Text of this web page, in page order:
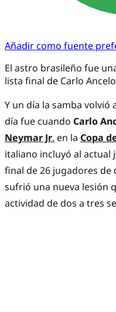
Añadir como fuente
El astro brasileño fue
lista final de Carlo
Y un día la samba volvió
día fue cuando Carlo
Neymar Jr. en la Copa
italiano incluyó al actual
final de 26 jugadores de
sufrió una nueva lesión
actividad de dos a tres